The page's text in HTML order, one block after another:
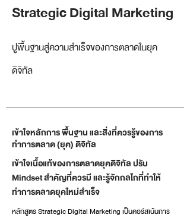
Strategic Digital Marketing
ปูพื้นฐานสู่ความสำเร็จของการตลาดในยุค
ดิจิทัล
เข้าใจหลักการ พื้นฐาน และสิ่งที่ควรรู้ของการ
ทำการตลาด (ยุค) ดิจิทัล
เข้าใจเนื้อแท้ของการตลาดยุคดิจิทัล ปรับ
Mindset สำคัญที่ควรมี และรู้จักกลไกที่ทำให้
ทำการตลาดยุคใหม่สำเร็จ
หลักสูตร Strategic Digital Marketing เป็นคอร์สเน้นการ